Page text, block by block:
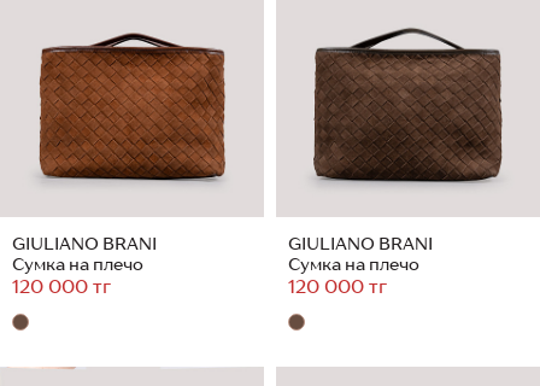
GIULIANO BRANI
Сумка на плечо
120 000 тг
GIULIANO BRANI
Сумка на плечо
120 000 тг